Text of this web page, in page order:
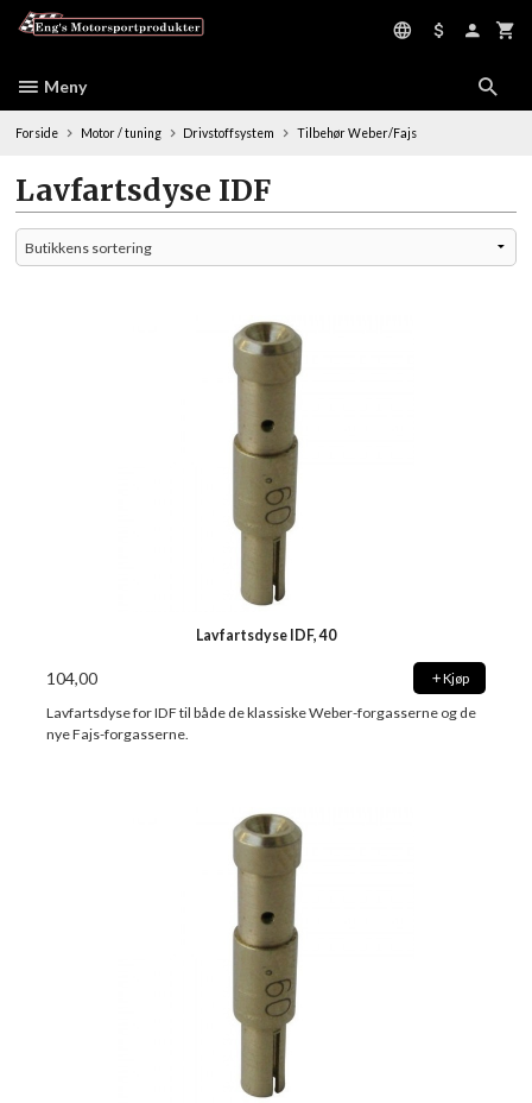
Meny
Forside Motor / tuning Drivstoffsystem Tilbehør Weber/Fajs
Lavfartsdyse IDF
Lavfartsdyse IDF, 40
104,00 Kjøp
Lavfartsdyse for IDF til både de klassiske Weber-forgasserne og de
nye Fajs-forgasserne.